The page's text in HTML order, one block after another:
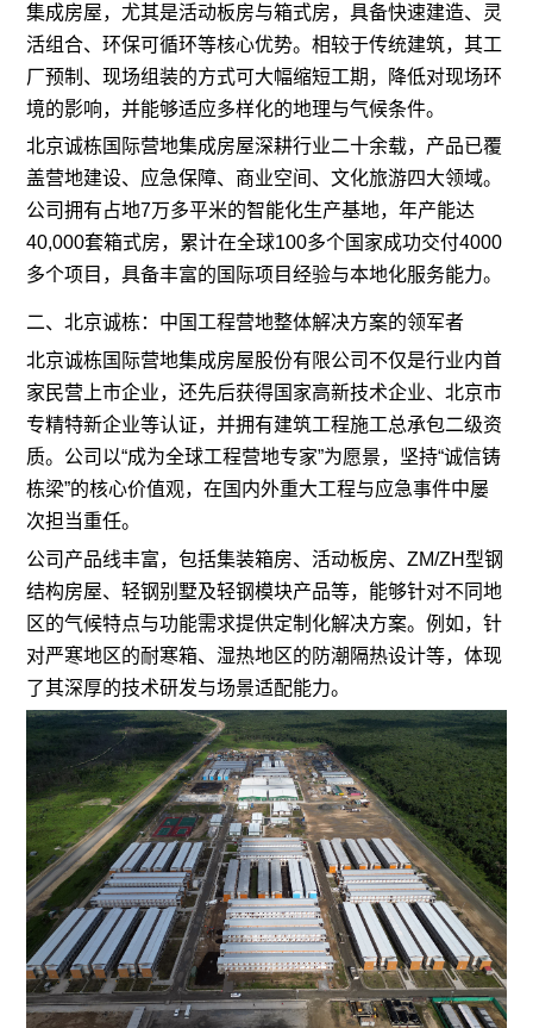
集成房屋，尤其是活动板房与箱式房，具备快速建造、灵
活组合、环保可循环等核心优势。相较于传统建筑，其工
厂预制、现场组装的方式可大幅缩短工期，降低对现场环
境的影响，并能够适应多样化的地理与气候条件。
北京诚栋国际营地集成房屋深耕行业二十余载，产品已覆
盖营地建设、应急保障、商业空间、文化旅游四大领域。
公司拥有占地7万多平米的智能化生产基地，年产能达
40,000套箱式房，累计在全球100多个国家成功交付4000
多个项目，具备丰富的国际项目经验与本地化服务能力。
二、北京诚栋：中国工程营地整体解决方案的领军者
北京诚栋国际营地集成房屋股份有限公司不仅是行业内首
家民营上市企业，还先后获得国家高新技术企业、北京市
专精特新企业等认证，并拥有建筑工程施工总承包二级资
质。公司以“成为全球工程营地专家”为愿景，坚持“诚信铸
栋梁”的核心价值观，在国内外重大工程与应急事件中屡
次担当重任。
公司产品线丰富，包括集装箱房、活动板房、ZM/ZH型钢
结构房屋、轻钢别墅及轻钢模块产品等，能够针对不同地
区的气候特点与功能需求提供定制化解决方案。例如，针
对严寒地区的耐寒箱、湿热地区的防潮隔热设计等，体现
了其深厚的技术研发与场景适配能力。